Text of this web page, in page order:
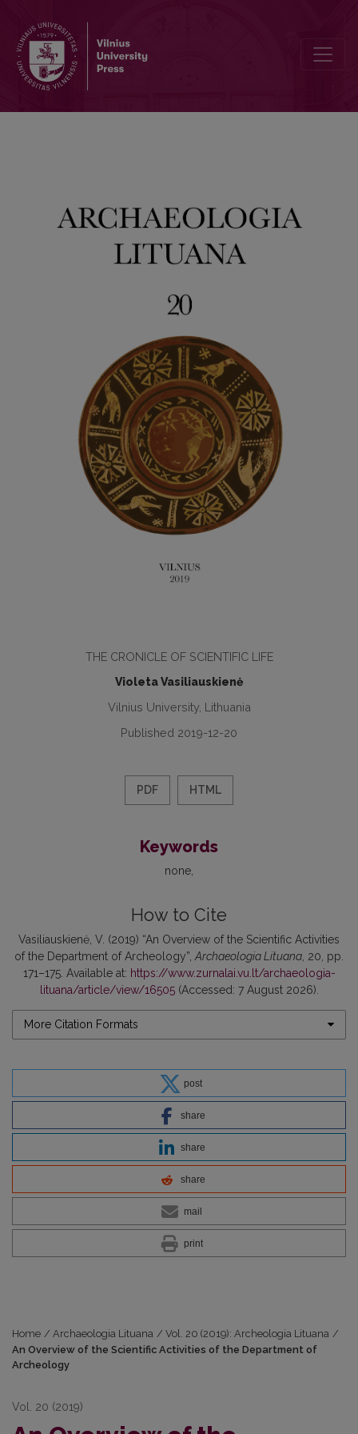
THE CRONICLE OF SCIENTIFIC LIFE
Violeta Vasiliauskienė
Vilnius University, Lithuania
Published 2019-12-20
PDF HTML
Keywords
none
How to Cite
Vasiliauskienė, V. (2019) “An Overview of the Scientific Activities
of the Department of Archeology”, Archaeologia Lituana , 20, pp.
171–175. Available at: https://www.zurnalai.vu.lt/archaeologia-
lituana/article/view/16505(Accessed: 7 August 2026).
More Citation Formats
post
share
share
share
mail
print
Home / Archaeologia Lituana / Vol. 20 (2019): Archeologia Lituana /
An Overview of the Scientific Activities of the Department of
Archeology
Vol. 20 (2019)